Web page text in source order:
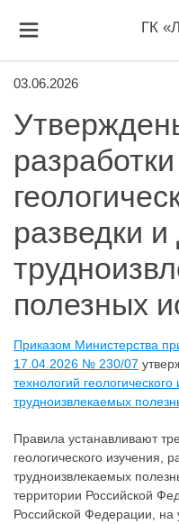
ГК
03.06.2026
разведки
полезных
Приказом Министерства
17.04.2026 № 230/07
технологий
трудноизвлекаемых
Правила устанавливают
геологического изучения,
трудноизвлекаемых
территории Российской
Российской Федерации, на